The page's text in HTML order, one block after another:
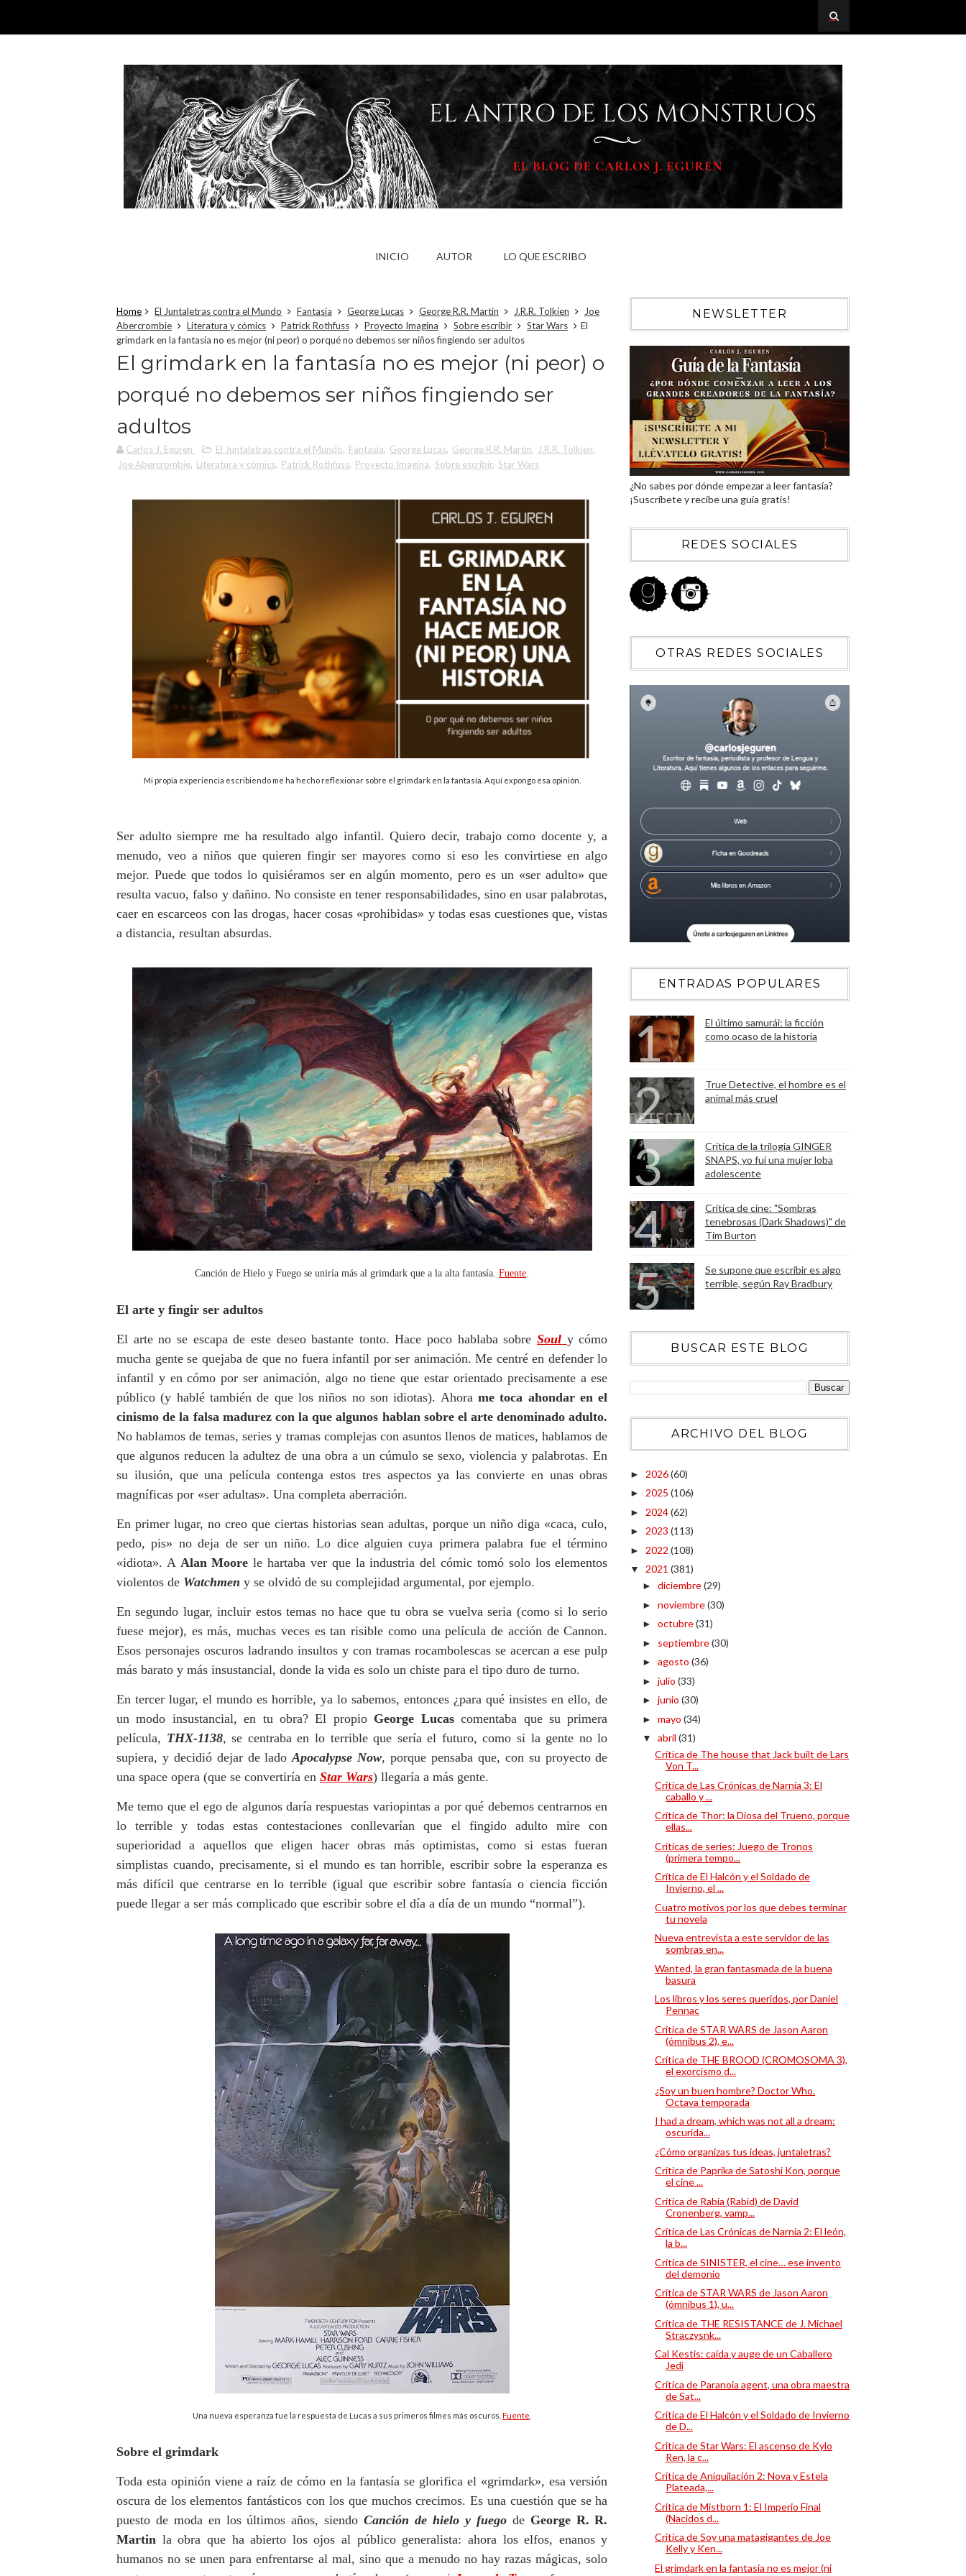
INICIO AUTOR LO QUE ESCRIBO
Home El Juntaletras contra el Mundo Fantasía George Lucas George R.R. Martin J.R.R. Tolkien
Joe
Abercrombie
Literatura y cómics Patrick Rothfuss Proyecto Imagina Sobre escribir Star Wars
El
grimdark en la fantasía no es mejor (ni peor) o porqué no debemos ser niños fingiendo ser adultos
El grimdark en la fantasía no es mejor (ni peor) o
porqué no debemos ser niños fingiendo ser
adultos
Carlos J. Eguren El Juntaletras contra el Mundo, Fantasía, George Lucas, George R.R. Martin, J.R.R. Tolkien,
Joe Abercrombie, Literatura y cómics, Patrick Rothfuss, Proyecto Imagina, Sobre escribir, Star Wars
Mi propia experiencia escribiendo me ha hecho reflexionar sobre el grimdark en la fantasía. Aquí expongo esa opinión.
Ser adulto siempre me ha resultado algo infantil. Quiero decir, trabajo como docente y, a
menudo, veo a niños que quieren fingir ser mayores como si eso les convirtiese en algo
mejor. Puede que todos lo quisiéramos ser en algún momento, pero es un «ser adulto» que
resulta vacuo, falso y dañino. No consiste en tener responsabilidades, sino en usar palabrotas,
caer en escarceos con las drogas, hacer cosas «prohibidas» y todas esas cuestiones que, vistas
a distancia, resultan absurdas.
Canción de Hielo y Fuego se uniría más al grimdark que a la alta fantasía.Fuente
El arte y fingir ser adultos
El arte no se escapa de este deseo bastante tonto. Hace poco hablaba sobreSoul y cómo
mucha gente se quejaba de que no fuera infantil por ser animación. Me centré en defender lo
infantil y en cómo por ser animación, algo no tiene que estar orientado precisamente a ese
público (y hablé también de que los niños no son idiotas). Ahorame toca ahondar en el
cinismo de la falsa madurez con la que algunos hablan sobre el arte denominado adulto.
No hablamos de temas, series y tramas complejas con asuntos llenos de matices, hablamos de
que algunos reducen la adultez de una obra a un cúmulo se sexo, violencia y palabrotas. En
su ilusión, que una película contenga estos tres aspectos ya las convierte en unas obras
magníficas por «ser adultas». Una completa aberración.
En primer lugar, no creo que ciertas historias sean adultas, porque un niño diga «caca, culo,
pedo, pis» no deja de ser un niño. Lo dice alguien cuya primera palabra fue el término
«idiota». A Alan Moore le hartaba ver que la industria del cómic tomó solo los elementos
violentos de Watchmen y se olvidó de su complejidad argumental, por ejemplo.
En segundo lugar, incluir estos temas no hace que tu obra se vuelva seria (como si lo serio
fuese mejor), es más, muchas veces es tan risible como una película de acción de Cannon.
Esos personajes oscuros ladrando insultos y con tramas rocambolescas se acercan a ese pulp
más barato y más insustancial, donde la vida es solo un chiste para el tipo duro de turno.
En tercer lugar, el mundo es horrible, ya lo sabemos, entonces ¿para qué insistes en ello, de
un modo insustancial, en tu obra? El propio George Lucascomentaba que su primera
película, THX-1138, se centraba en lo terrible que sería el futuro, como si la gente no lo
supiera, y decidió dejar de ladoApocalypse Now, porque pensaba que, con su proyecto de
una space opera (que se convertiría en Star Wars) llegaría a más gente.
Me temo que el ego de algunos daría respuestas variopintas a por qué debemos centrarnos en
lo terrible y todas estas contestaciones conllevarían que el fingido adulto mire con
superioridad a aquellos que eligen hacer obras más optimistas, como si estas fueran
simplistas cuando, precisamente, si el mundo es tan horrible, escribir sobre la esperanza es
más difícil que centrarse en lo terrible (igual que escribir sobre fantasía o ciencia ficción
puede llegar a ser más complicado que escribir sobre el día a día de un mundo “normal”).
Una nueva esperanza fue la respuesta de Lucas a sus primeros filmes más oscuros.Fuente
Sobre el grimdark
Toda esta opinión viene a raíz de cómo en la fantasía se glorifica el «grimdark», esa versión
oscura de los elementos fantásticos con los que muchos crecimos. Es una cuestión que se ha
puesto de moda en los últimos años, siendoCanción de hielo y fuego de George R. R.
Martin la obra que ha abierto los ojos al público generalista: ahora los elfos, enanos y
humanos no se unen para enfrentarse al mal, sino que a menudo no hay razas mágicas, solo
NEWSLETTER
¿No sabes por dónde empezar a leer fantasía?
¡Suscríbete y recibe una guía gratis!
REDES SOCIALES
OTRAS REDES SOCIALES
ENTRADAS POPULARES
El último samurái: la ficción
como ocaso de la historia
True Detective, el hombre es el
animal más cruel
Crítica de la trilogía GINGER
SNAPS, yo fui una mujer loba
adolescente
Crítica de cine: "Sombras
tenebrosas (Dark Shadows)" de
Tim Burton
Se supone que escribir es algo
terrible, según Ray Bradbury
BUSCAR ESTE BLOG
ARCHIVO DEL BLOG
► 2026(60)
► 2025 (106)
► 2024(62)
► 2023 (113)
► 2022 (108)
▼ 2021 (381)
► diciembre(29)
► noviembre(30)
► octubre(31)
► septiembre(30)
► agosto (36)
► julio (33)
► junio (30)
► mayo (34)
▼ abril (31)
Crítica de The house that Jack built de Lars
Von T...
Crítica de Las Crónicas de Narnia 3: El
caballo y ...
Crítica de Thor: la Diosa del Trueno, porque
ellas...
Críticas de series: Juego de Tronos
(primera tempo...
Crítica de El Halcón y el Soldado de
Invierno, el ...
Cuatro motivos por los que debes terminar
tu novela
Nueva entrevista a este servidor de las
sombras en...
Wanted, la gran fantasmada de la buena
basura
Los libros y los seres queridos, por Daniel
Pennac
Crítica de STAR WARS de Jason Aaron
(ómnibus 2), e...
Crítica de THE BROOD (CROMOSOMA 3),
el exorcismo d...
¿Soy un buen hombre? Doctor Who.
Octava temporada
I had a dream, which was not all a dream:
oscurida...
¿Cómo organizas tus ideas, juntaletras?
Crítica de Paprika de Satoshi Kon, porque
el cine ...
Crítica de Rabia (Rabid) de David
Cronenberg, vamp...
Crítica de Las Crónicas de Narnia 2: El león,
la b...
Crítica de SINISTER, el cine… ese invento
del demonio
Crítica de STAR WARS de Jason Aaron
(ómnibus 1), u...
Crítica de THE RESISTANCE de J. Michael
Straczysnk...
Cal Kestis: caída y auge de un Caballero
Jedi
Crítica de Paranoia agent, una obra maestra
de Sat...
Crítica de El Halcón y el Soldado de Invierno
de D...
Crítica de Star Wars: El ascenso de Kylo
Ren, la c...
Crítica de Aniquilación 2: Nova y Estela
Plateada,...
Crítica de Mistborn 1: El Imperio Final
(Nacidos d...
Crítica de Soy una matagigantes de Joe
Kelly y Ken...
El grimdark en la fantasía no es mejor (ni